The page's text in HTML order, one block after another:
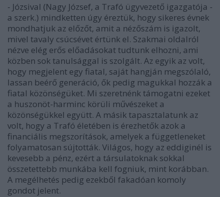
- Józsival (Nagy József, a Trafó ügyvezető igazgatója -
a szerk.) mindketten úgy éreztük, hogy sikeres évnek
mondhatjuk az előzőt, amit a nézőszám is igazolt,
mivel tavaly csúcsévet értünk el. Szakmai oldalról
nézve elég erős előadásokat tudtunk elhozni, ami
közben sok tanulsággal is szolgált. Az egyik az volt,
hogy megjelent egy fiatal, saját hangján megszólaló,
lassan beérő generáció, ők pedig magukkal hozzák a
fiatal közönségüket. Mi szeretnénk támogatni ezeket
a huszonöt-harminc körüli művészeket a
közönségükkel együtt. A másik tapasztalatunk az
volt, hogy a Trafó életében is érezhetők azok a
financiális megszorítások, amelyek a függetleneket
folyamatosan sújtották. Világos, hogy az eddiginél is
kevesebb a pénz, ezért a társulatoknak sokkal
összetettebb munkába kell fogniuk, mint korábban.
A megélhetés pedig ezekből fakadóan komoly
gondot jelent.